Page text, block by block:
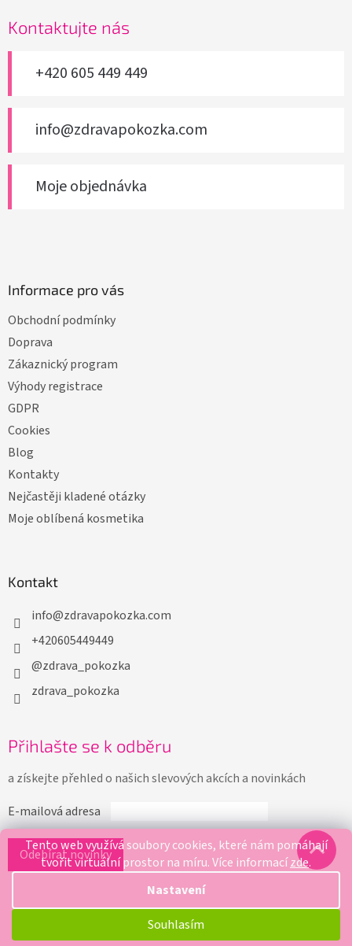
Tento web využívá soubory cookies, které nám pomáhají
tvořit virtuální prostor na míru.Více informacízde.
Nastavení
Souhlasím
Kontaktujte nás
+420 605 449 449
info@zdravapokozka.com
Moje objednávka
Informace pro vás
Obchodní podmínky
Doprava
Zákaznický program
Výhody registrace
GDPR
Cookies
Blog
Kontakty
Nejčastěji kladené otázky
Moje oblíbená kosmetika
Kontakt
info@zdravapokozka.com
+420605449449
@zdrava_pokozka
zdrava_pokozka
Přihlašte se k odběru
a získejte přehled o našich slevových akcích a novinkách
E-mailová adresa